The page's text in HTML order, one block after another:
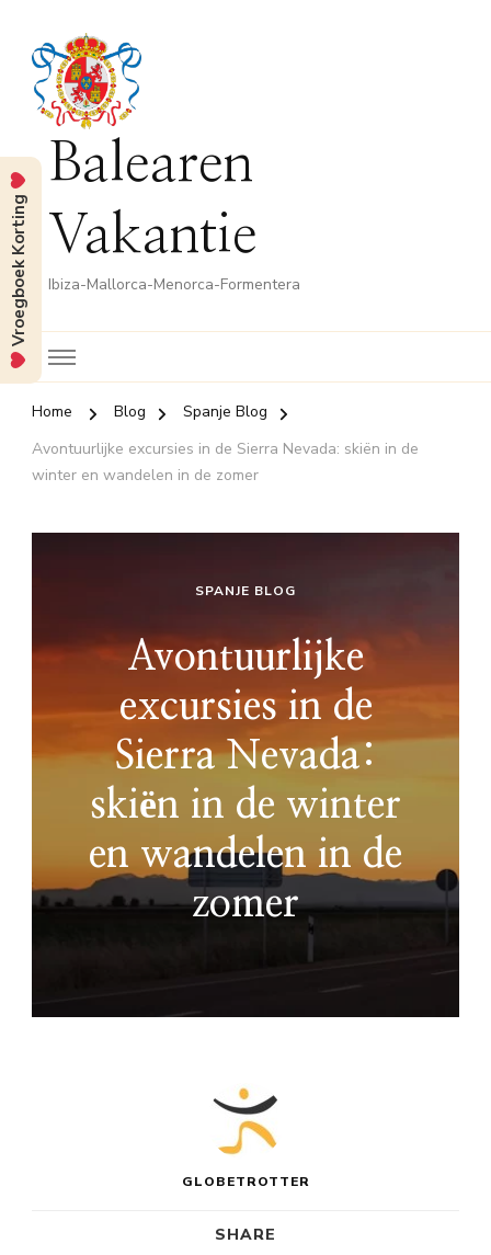
Balearen
Vakantie
Ibiza-Mallorca-Menorca-Formentera
Home Blog
Spanje Blog
Avontuurlijke excursies in de Sierra Nevada: skiën in de
winter en wandelen in de zomer
SPANJE BLOG
Avontuurlijke
excursies in de
Sierra Nevada:
skiën in de winter
en wandelen in de
zomer
GLOBETROTTER
SHARE
Vroegboek Korting